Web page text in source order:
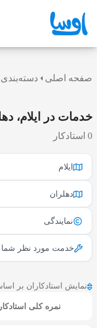
صفحه اصلی
خدمات در ایلام،
0 استادکار
ایلام
دهلران
نمایندگی
خدمت مورد نظر شما
نمایش استادکاران بر
نمره کلی استادکار